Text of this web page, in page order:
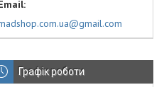
Графік роботи